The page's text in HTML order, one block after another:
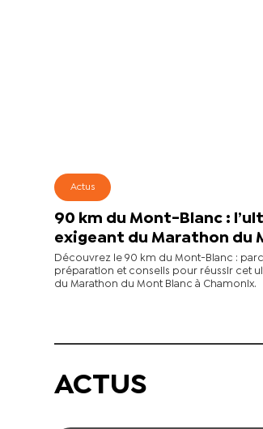
Actus
90 km du Mont-Blanc :
exigeant du Marathon du
Découvrez le 90 km du Mont-Blanc :
préparation et conseils pour réussir cet
du Marathon du Mont Blanc à Chamonix.
ACTUS